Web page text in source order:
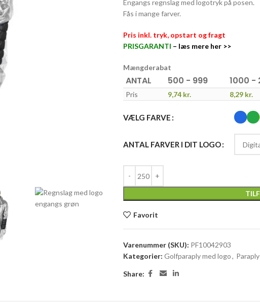
Engangs regnslag med logotryk på posen.
Fås i mange farver.
Pris inkl. tryk, opstart og fragt
PRISGARANTI – læs mere her >>
Mængderabat
ANTAL 500 - 999 1000 -
Pris 9,74 kr. 8,29 kr.
VÆLG FARVE
ANTAL FARVER I DIT LOGO
Favorit
Varenummer (SKU): PF10042903
Kategorier: Golfparaply med logo,
Share: